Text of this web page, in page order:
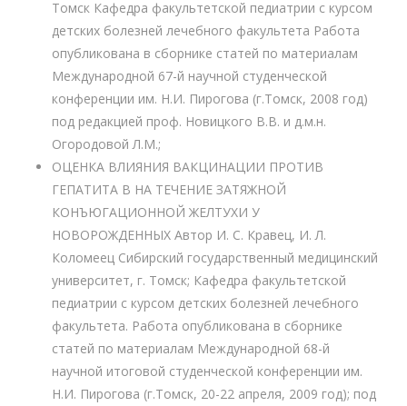
Томск Кафедра факультетской педиатрии с курсом
детских болезней лечебного факультета Работа
опубликована в сборнике статей по материалам
Международной 67-й научной студенческой
конференции им. Н.И. Пирогова (г.Томск, 2008 год)
под редакцией проф. Новицкого В.В. и д.м.н.
Огородовой Л.М.;
ОЦЕНКА ВЛИЯНИЯ ВАКЦИНАЦИИ ПРОТИВ
ГЕПАТИТА В НА ТЕЧЕНИЕ ЗАТЯЖНОЙ
КОНЪЮГАЦИОННОЙ ЖЕЛТУХИ У
НОВОРОЖДЕННЫХ Автор И. С. Кравец, И. Л.
Коломеец Сибирский государственный медицинский
университет, г. Томск; Кафедра факультетской
педиатрии с курсом детских болезней лечебного
факультета. Работа опубликована в сборнике
статей по материалам Международной 68-й
научной итоговой студенческой конференции им.
Н.И. Пирогова (г.Томск, 20-22 апреля, 2009 год); под